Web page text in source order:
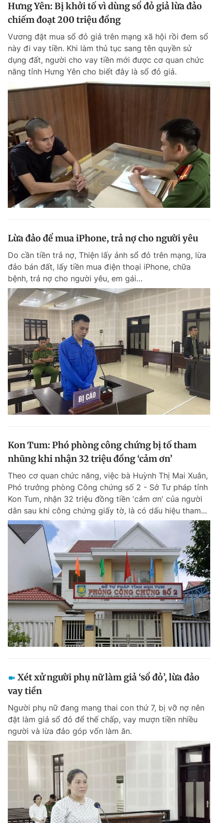
Hưng Yên: Bị khởi tố vì dùng sổ đỏ giả lừa đảo
chiếm đoạt 200 triệu đồng
Vương đặt mua sổ đỏ giả trên mạng xã hội rồi đem sổ
này đi vay tiền. Khi làm thủ tục sang tên quyền sử
dụng đất, người cho vay tiền mới được cơ quan chức
năng tỉnh Hưng Yên cho biết đây là sổ đỏ giả.
Lừa đảo để mua iPhone, trả nợ cho người yêu
Do cần tiền trả nợ, Thiện lấy ảnh sổ đỏ trên mạng, lừa
đảo bán đất, lấy tiền mua điện thoại iPhone, chữa
bệnh, trả nợ cho người yêu, em gái…
Kon Tum: Phó phòng công chứng bị tố tham
nhũng khi nhận 32 triệu đồng ‘cảm ơn’
Theo cơ quan chức năng, việc bà Huỳnh Thị Mai Xuân,
Phó trưởng phòng Công chứng số 2 - Sở Tư pháp tỉnh
Kon Tum, nhận 32 triệu đồng tiền 'cảm ơn' của người
dân sau khi công chứng giấy tờ, là có dấu hiệu tham...
Xét xử người phụ nữ làm giả ‘sổ đỏ’, lừa đảo
vay tiền
Người phụ nữ đang mang thai con thứ 7, bị vỡ nợ nên
đặt làm giả sổ đỏ để thế chấp, vay mượn tiền nhiều
người và lừa đảo góp vốn làm ăn.